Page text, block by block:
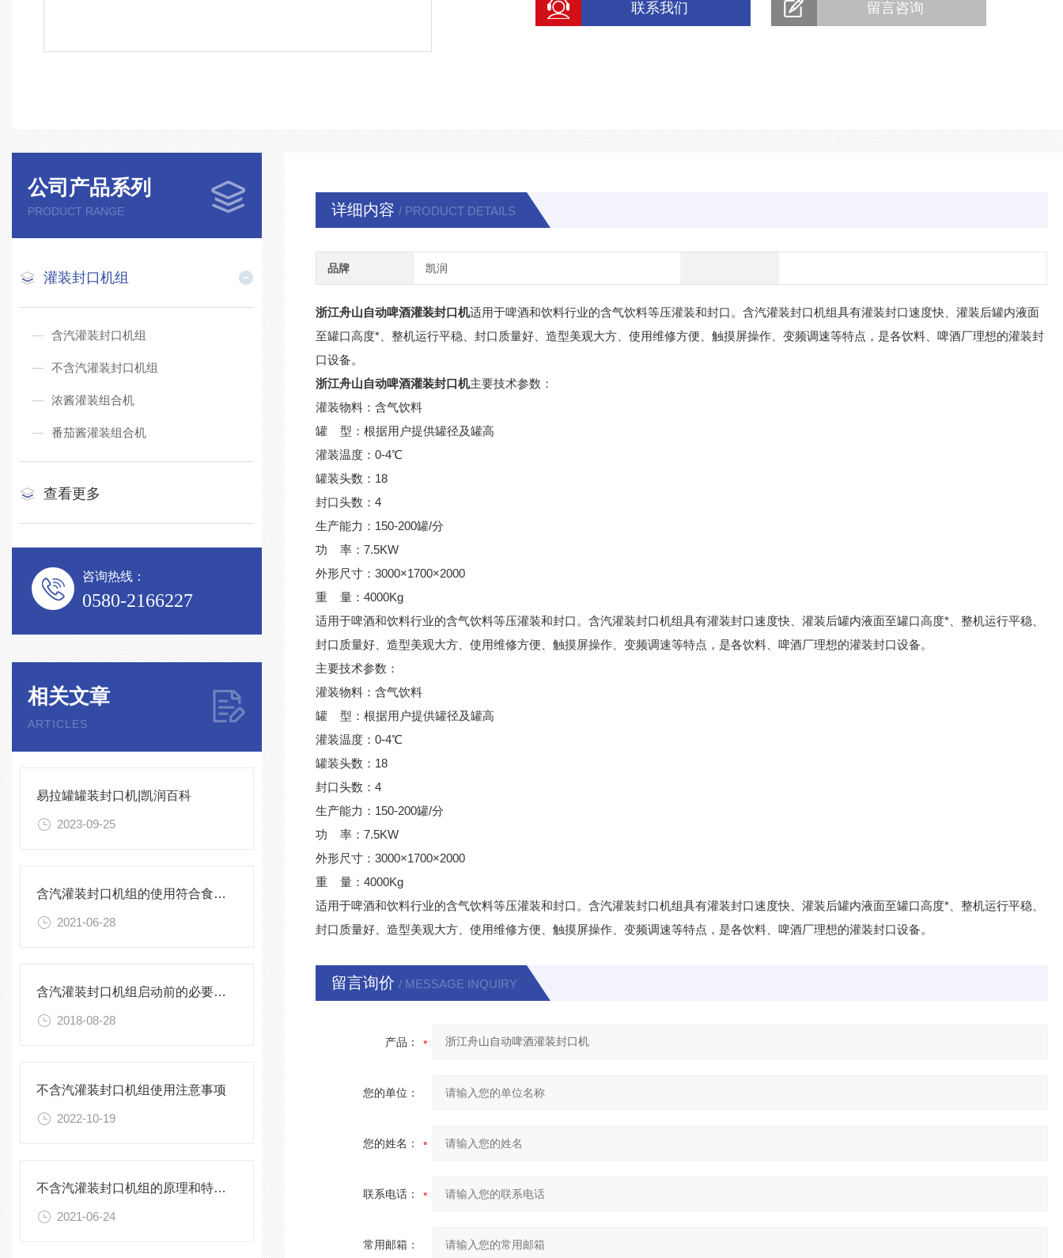
联系我们 留言咨询
公司产品系列
PRODUCT RANGE
灌装封口机组
含汽灌装封口机组
不含汽灌装封口机组
浓酱灌装组合机
番茄酱灌装组合机
查看更多
咨询热线：
0580-2166227
相关文章
ARTICLES
易拉罐罐装封口机|凯润百科
2023-09-25
含汽灌装封口机组的使用符合食品卫生标准
2021-06-28
含汽灌装封口机组启动前的必要调试
2018-08-28
不含汽灌装封口机组使用注意事项
2022-10-19
不含汽灌装封口机组的原理和特点介绍
2021-06-24
详细内容 / PRODUCT DETAILS
品牌 凯润
浙江舟山自动啤酒灌装封口机适用于啤酒和饮料行业的含气饮料等压灌装和封口。含汽灌装封口机组具有灌装封口速度快、灌装后罐内液面
至罐口高度*、整机运行平稳、封口质量好、造型美观大方、使用维修方便、触摸屏操作、变频调速等特点，是各饮料、啤酒厂理想的灌装封
口设备。
浙江舟山自动啤酒灌装封口机主要技术参数：
灌装物料：含气饮料
罐 型：根据用户提供罐径及罐高
灌装温度：0-4℃
罐装头数：18
封口头数：4
生产能力：150-200罐/分
功 率：7.5KW
外形尺寸：3000×1700×2000
重 量：4000Kg
适用于啤酒和饮料行业的含气饮料等压灌装和封口。含汽灌装封口机组具有灌装封口速度快、灌装后罐内液面至罐口高度*、整机运行平稳、
封口质量好、造型美观大方、使用维修方便、触摸屏操作、变频调速等特点，是各饮料、啤酒厂理想的灌装封口设备。
主要技术参数：
灌装物料：含气饮料
罐 型：根据用户提供罐径及罐高
灌装温度：0-4℃
罐装头数：18
封口头数：4
生产能力：150-200罐/分
功 率：7.5KW
外形尺寸：3000×1700×2000
重 量：4000Kg
适用于啤酒和饮料行业的含气饮料等压灌装和封口。含汽灌装封口机组具有灌装封口速度快、灌装后罐内液面至罐口高度*、整机运行平稳、
封口质量好、造型美观大方、使用维修方便、触摸屏操作、变频调速等特点，是各饮料、啤酒厂理想的灌装封口设备。
留言询价 / MESSAGE INQUIRY
产品：
您的单位：
您的姓名：
联系电话：
常用邮箱：